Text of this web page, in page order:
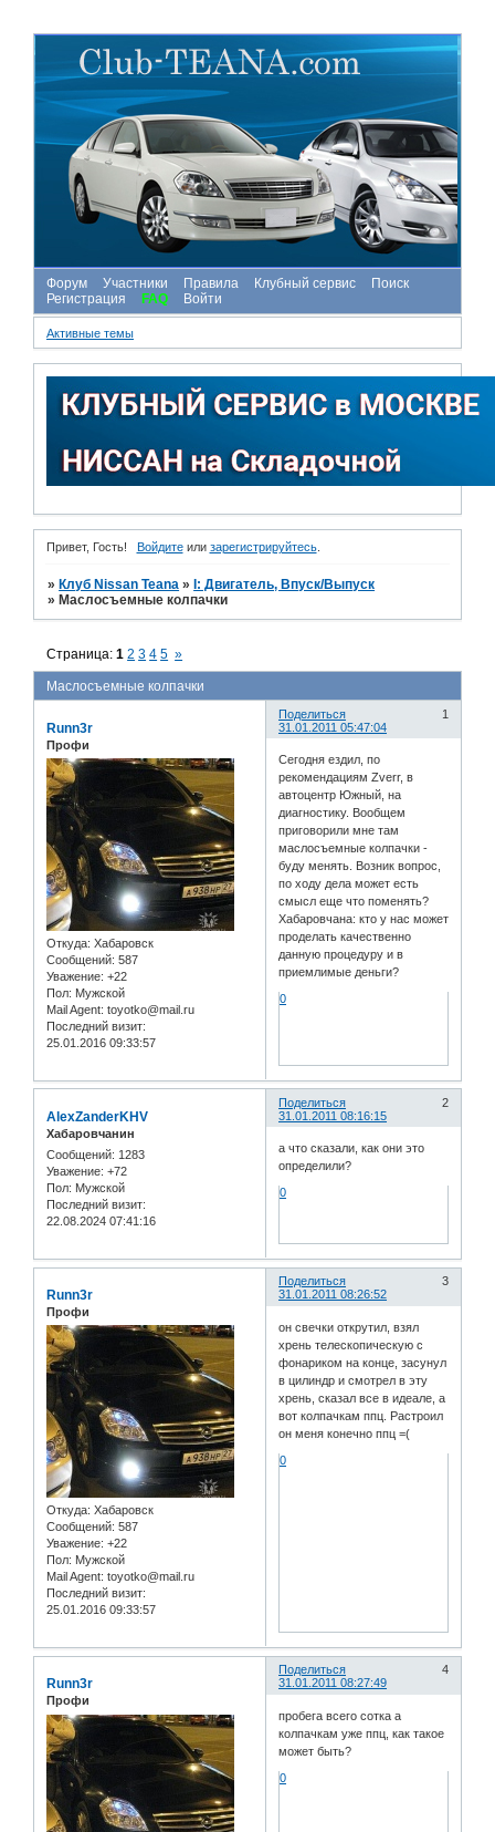
Форум Участники Правила Клубный сервис
Поиск
Регистрация
FAQ Войти
Активные темы
Привет, Гость! Войдитеили зарегистрируйтесь.
» Клуб Nissan Teana » I: Двигатель, Впуск/Выпуск
» Маслосъемные колпачки
Маслосъемные колпачки
Страница:1 2 3 4 5 »
Поделиться
1
31.01.2011 05:47:04
Runn3r
Профи
Откуда: Хабаровск
Сообщений: 587
Уважение: +22
Пол: Мужской
Mail Agent: toyotko@mail.ru
Последний визит:
25.01.2016 09:33:57
Сегодня ездил, по
рекомендациям Zverr, в
автоцентр Южный, на
диагностику. Вообщем
приговорили мне там
маслосъемные колпачки -
буду менять. Возник вопрос,
по ходу дела может есть
смысл еще что поменять?
Хабаровчана: кто у нас может
проделать качественно
данную процедуру и в
приемлимые деньги?
0
Поделиться
2
31.01.2011 08:16:15
AlexZanderKHV
Хабаровчанин
Сообщений: 1283
Уважение: +72
Пол: Мужской
Последний визит:
22.08.2024 07:41:16
а что сказали, как они это
определили?
0
Поделиться
3
31.01.2011 08:26:52
Runn3r
Профи
Откуда: Хабаровск
Сообщений: 587
Уважение: +22
Пол: Мужской
Mail Agent: toyotko@mail.ru
Последний визит:
25.01.2016 09:33:57
он свечки открутил, взял
хрень телескопическую с
фонариком на конце, засунул
в цилиндр и смотрел в эту
хрень, сказал все в идеале, а
вот колпачкам ппц. Растроил
он меня конечно ппц =(
0
Поделиться
4
31.01.2011 08:27:49
Runn3r
Профи
пробега всего сотка а
колпачкам уже ппц, как такое
может быть?
0